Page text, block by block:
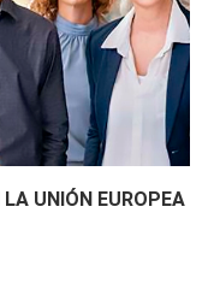
UNIÓN EUROPEA